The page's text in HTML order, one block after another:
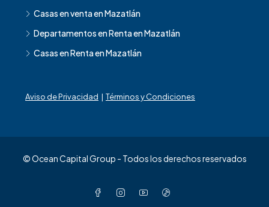
Casas en venta en Mazatlán
Departamentos en Renta en Mazatlán
Casas en Renta en Mazatlán
Aviso de Privacidad | Términos y Condiciones
© Ocean Capital Group - Todos los derechos reservados